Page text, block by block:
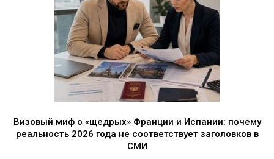
Визовый миф о «щедрых» Франции и Испании: почему
реальность 2026 года не соответствует заголовков в
СМИ